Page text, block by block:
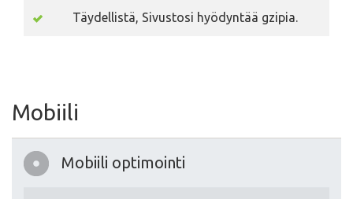
Täydellistä, Sivustosi hyödyntää gzipia.
Mobiili
Mobiili optimointi